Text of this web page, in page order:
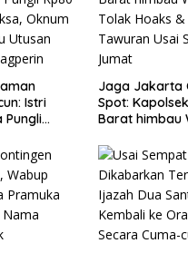
Istri
Pungli
Jaga Jakarta
Spot:
Barat himbau
Tawuran Usai
Jumat